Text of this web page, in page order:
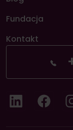
Fundacja
Kontakt
LinkedIn Facebook